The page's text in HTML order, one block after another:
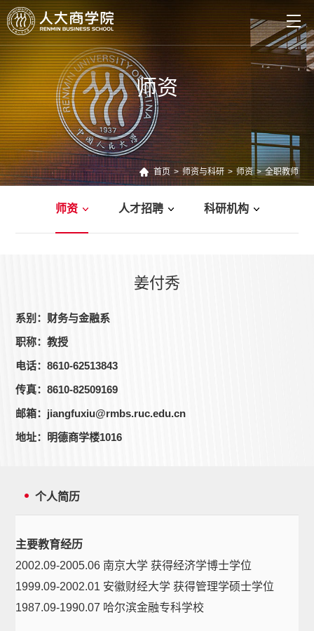
师资
首页 > 师资与科研 > 师资 > 全职教师
师资 人才招聘 科研机构
姜付秀
系别：财务与金融系
职称：教授
电话：8610-62513843
传真：8610-82509169
邮箱：jiangfuxiu@rmbs.ruc.edu.cn
地址：明德商学楼1016
个人简历
主要教育经历
2002.09-2005.06 南京大学 获得经济学博士学位
1999.09-2002.01 安徽财经大学 获得管理学硕士学位
1987.09-1990.07 哈尔滨金融专科学校